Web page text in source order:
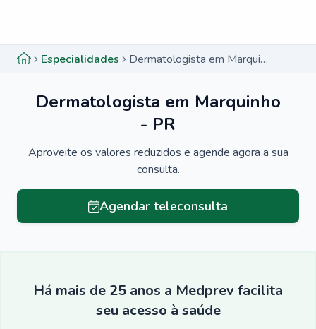
Especialidades Dermatologista em Marquinho - PR
Dermatologista em Marquinho
- PR
Aproveite os valores reduzidos e agende agora a sua
consulta.
Agendar teleconsulta
Há mais de 25 anos a Medprev facilita
seu acesso à saúde